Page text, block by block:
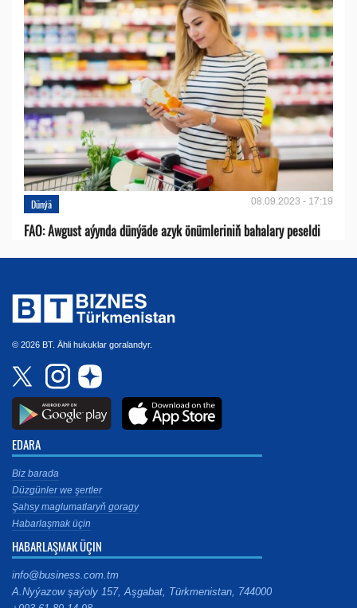
Dünýä 08.09.2023 - 17:19
FAO: Awgust aýynda dünýäde azyk önümleriniň bahalary peseldi
© 2026 BT. Ähli hukuklar goralandyr.
EDARA
Biz barada
Düzgünler we şertler
Şahsy maglumatlaryň goragy
Habarlaşmak üçin
HABARLAŞMAK ÜÇIN
info@business.com.tm
A.Nyýazow şaýoly 157, Aşgabat, Türkmenistan, 744000